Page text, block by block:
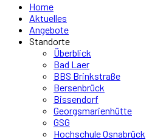
Home
Aktuelles
Angebote
Standorte
Überblick
Bad Laer
BBS Brinkstraße
Bersenbrück
Bissendorf
Georgsmarienhütte
GSG
Hochschule Osnabrück